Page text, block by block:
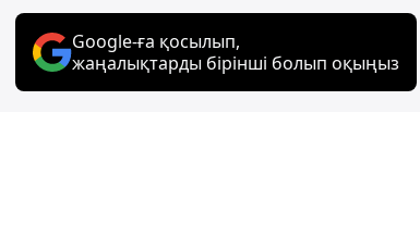
Google-ға қосылып,
жаңалықтарды бірінші болып оқыңыз